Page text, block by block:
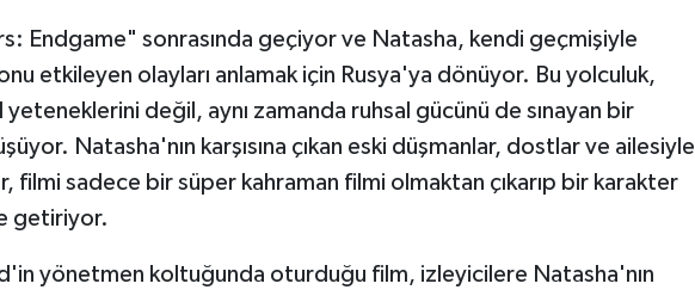
Endgame" sonrasında geçiyor ve Natasha, kendi geçmişiyle
etkileyen olayları anlamak için Rusya'ya dönüyor. Bu yolculuk,
değil, aynı zamanda ruhsal gücünü de sınayan bir
Natasha'nın karşısına çıkan eski düşmanlar, dostlar ve ailesiyle
filmi sadece bir süper kahraman filmi olmaktan çıkarıp bir karakter
getiriyor.
yönetmen koltuğunda oturduğu film, izleyicilere Natasha'nın